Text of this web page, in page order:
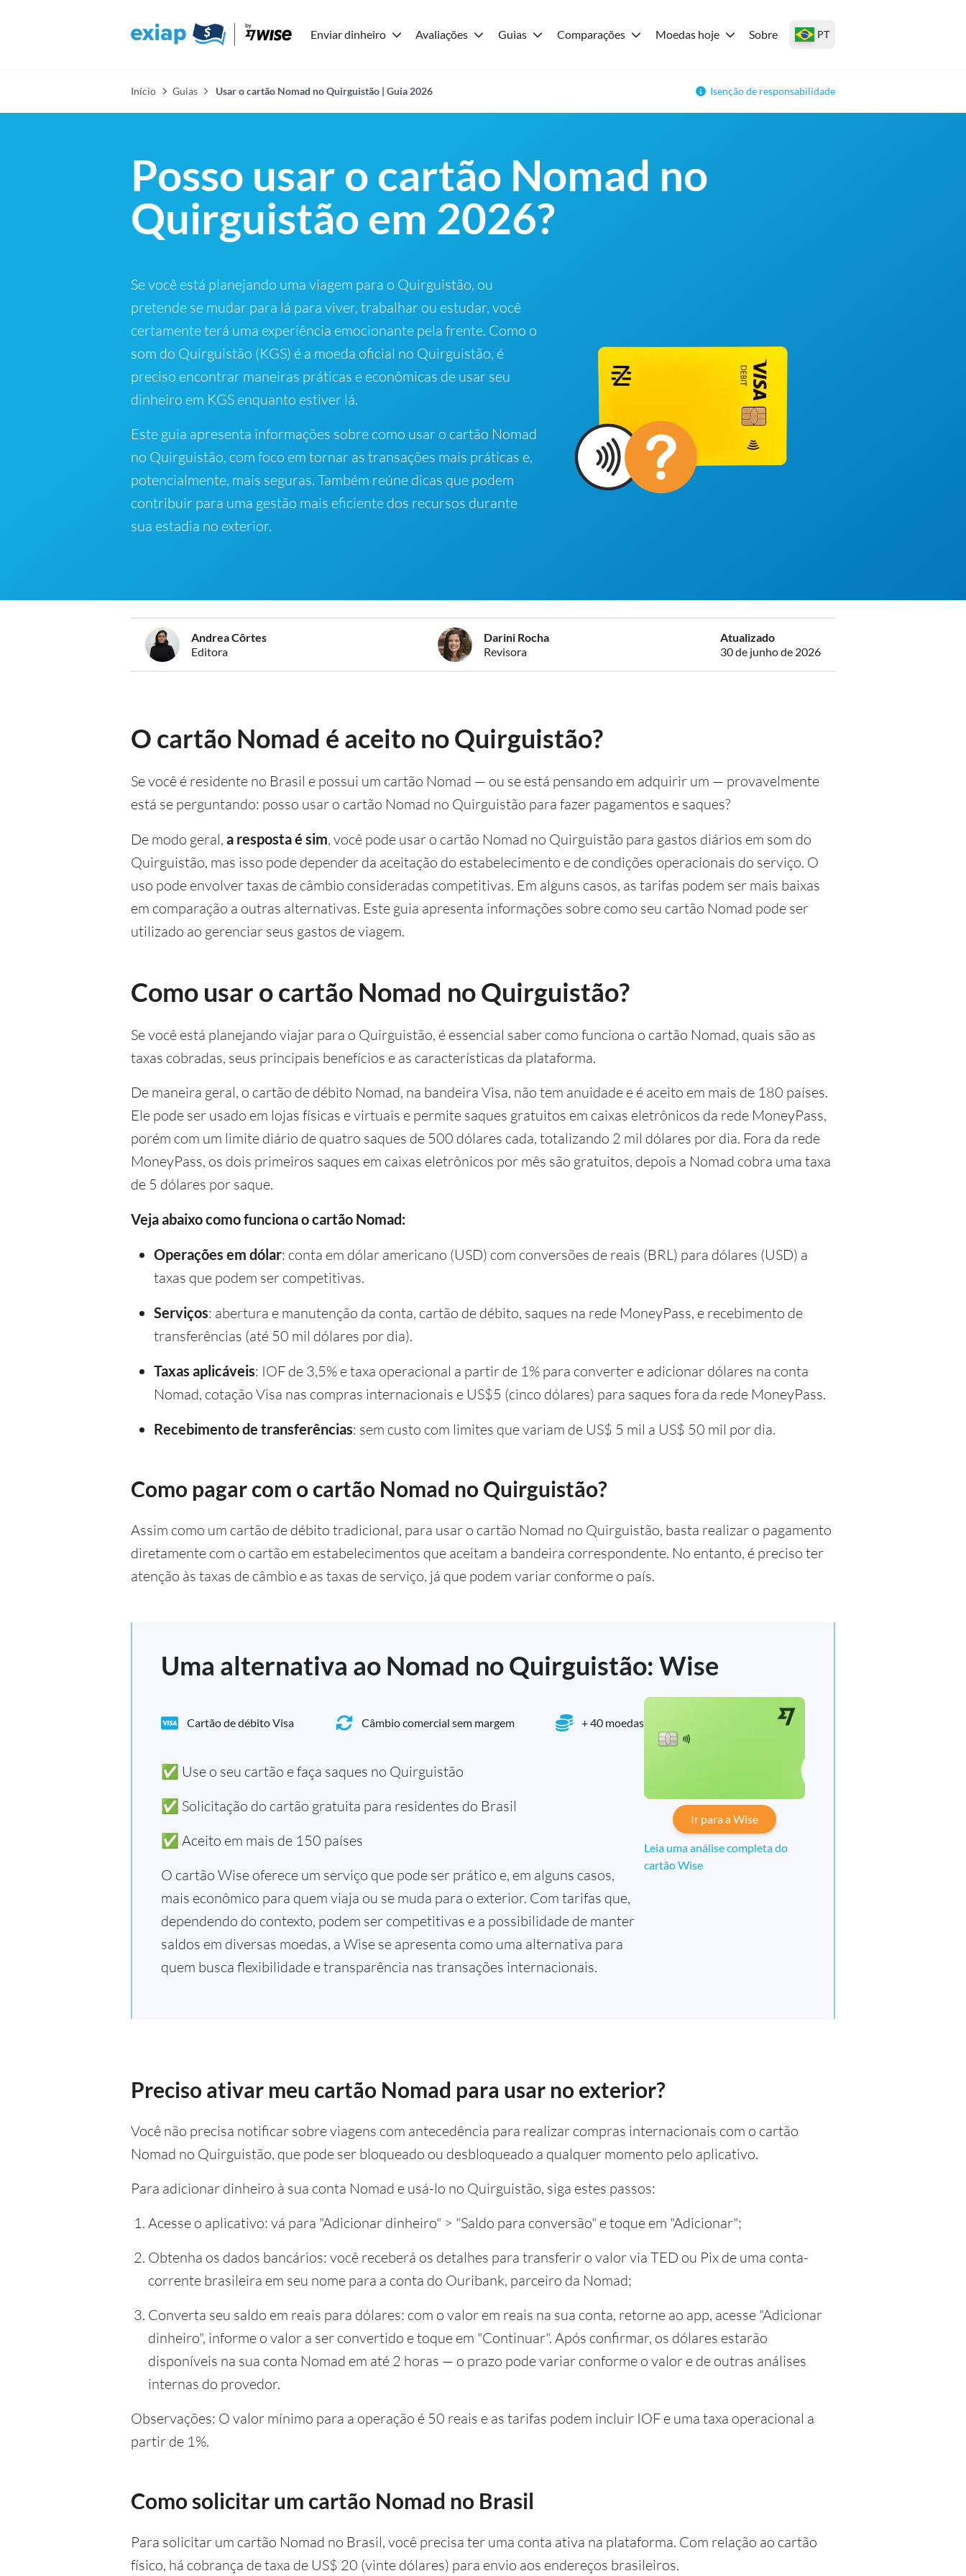
Enviar dinheiro Avaliações Guias Comparações Moedas hoje Sobre PT
Início Guias Usar o cartão Nomad no Quirguistão | Guia 2026 Isenção de responsabilidade
Posso usar o cartão Nomad no
Quirguistão em 2026?
Se você está planejando uma viagem para o Quirguistão, ou
pretende se mudar para lá para viver, trabalhar ou estudar, você
certamente terá uma experiência emocionante pela frente. Como o
som do Quirguistão (KGS) é a moeda oficial no Quirguistão, é
preciso encontrar maneiras práticas e econômicas de usar seu
dinheiro em KGS enquanto estiver lá.
Este guia apresenta informações sobre como usar o cartão Nomad
no Quirguistão, com foco em tornar as transações mais práticas e,
potencialmente, mais seguras. Também reúne dicas que podem
contribuir para uma gestão mais eficiente dos recursos durante
sua estadia no exterior.
Andrea Côrtes
Editora
Darini Rocha
Revisora
Atualizado
30 de junho de 2026
O cartão Nomad é aceito no Quirguistão?
Se você é residente no Brasil e possui um cartão Nomad — ou se está pensando em adquirir um — provavelmente
está se perguntando: posso usar o cartão Nomad no Quirguistão para fazer pagamentos e saques?
De modo geral, a resposta é sim, você pode usar o cartão Nomad no Quirguistão para gastos diários em som do
Quirguistão, mas isso pode depender da aceitação do estabelecimento e de condições operacionais do serviço. O
uso pode envolver taxas de câmbio consideradas competitivas. Em alguns casos, as tarifas podem ser mais baixas
em comparação a outras alternativas. Este guia apresenta informações sobre como seu cartão Nomad pode ser
utilizado ao gerenciar seus gastos de viagem.
Como usar o cartão Nomad no Quirguistão?
Se você está planejando viajar para o Quirguistão, é essencial saber como funciona o cartão Nomad, quais são as
taxas cobradas, seus principais benefícios e as características da plataforma.
De maneira geral, o cartão de débito Nomad, na bandeira Visa, não tem anuidade e é aceito em mais de 180 países.
Ele pode ser usado em lojas físicas e virtuais e permite saques gratuitos em caixas eletrônicos da rede MoneyPass,
porém com um limite diário de quatro saques de 500 dólares cada, totalizando 2 mil dólares por dia. Fora da rede
MoneyPass, os dois primeiros saques em caixas eletrônicos por mês são gratuitos, depois a Nomad cobra uma taxa
de 5 dólares por saque.
Veja abaixo como funciona o cartão Nomad:
Operações em dólar: conta em dólar americano (USD) com conversões de reais (BRL) para dólares (USD) a
taxas que podem ser competitivas.
Serviços: abertura e manutenção da conta, cartão de débito, saques na rede MoneyPass, e recebimento de
transferências (até 50 mil dólares por dia).
Taxas aplicáveis: IOF de 3,5% e taxa operacional a partir de 1% para converter e adicionar dólares na conta
Nomad, cotação Visa nas compras internacionais e US$5 (cinco dólares) para saques fora da rede MoneyPass.
Recebimento de transferências: sem custo com limites que variam de US$ 5 mil a US$ 50 mil por dia.
Como pagar com o cartão Nomad no Quirguistão?
Assim como um cartão de débito tradicional, para usar o cartão Nomad no Quirguistão, basta realizar o pagamento
diretamente com o cartão em estabelecimentos que aceitam a bandeira correspondente. No entanto, é preciso ter
atenção às taxas de câmbio e as taxas de serviço, já que podem variar conforme o país.
Uma alternativa ao Nomad no Quirguistão: Wise
Cartão de débito Visa Câmbio comercial sem margem + 40 moedas
✅ Use o seu cartão e faça saques no Quirguistão
✅ Solicitação do cartão gratuita para residentes do Brasil
✅ Aceito em mais de 150 países
O cartão Wise oferece um serviço que pode ser prático e, em alguns casos,
mais econômico para quem viaja ou se muda para o exterior. Com tarifas que,
dependendo do contexto, podem ser competitivas e a possibilidade de manter
saldos em diversas moedas, a Wise se apresenta como uma alternativa para
quem busca flexibilidade e transparência nas transações internacionais.
Ir para a Wise
Leia uma análise completa do
cartão Wise
Preciso ativar meu cartão Nomad para usar no exterior?
Você não precisa notificar sobre viagens com antecedência para realizar compras internacionais com o cartão
Nomad no Quirguistão, que pode ser bloqueado ou desbloqueado a qualquer momento pelo aplicativo.
Para adicionar dinheiro à sua conta Nomad e usá-lo no Quirguistão, siga estes passos:
Acesse o aplicativo: vá para "Adicionar dinheiro" > "Saldo para conversão" e toque em "Adicionar";
Obtenha os dados bancários: você receberá os detalhes para transferir o valor via TED ou Pix de uma conta-
corrente brasileira em seu nome para a conta do Ouribank, parceiro da Nomad;
Converta seu saldo em reais para dólares: com o valor em reais na sua conta, retorne ao app, acesse "Adicionar
dinheiro", informe o valor a ser convertido e toque em "Continuar". Após confirmar, os dólares estarão
disponíveis na sua conta Nomad em até 2 horas — o prazo pode variar conforme o valor e de outras análises
internas do provedor.
Observações: O valor mínimo para a operação é 50 reais e as tarifas podem incluir IOF e uma taxa operacional a
partir de 1%.
Como solicitar um cartão Nomad no Brasil
Para solicitar um cartão Nomad no Brasil, você precisa ter uma conta ativa na plataforma. Com relação ao cartão
físico, há cobrança de taxa de US$ 20 (vinte dólares) para envio aos endereços brasileiros.